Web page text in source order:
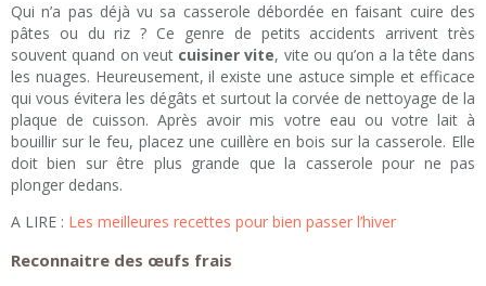
Qui n’a pas déjà vu sa casserole débordée en faisant cuire des
pâtes ou du riz ? Ce genre de petits accidents arrivent très
souvent quand on veut cuisiner vite, vite ou qu’on a la tête dans
les nuages. Heureusement, il existe une astuce simple et efficace
qui vous évitera les dégâts et surtout la corvée de nettoyage de la
plaque de cuisson. Après avoir mis votre eau ou votre lait à
bouillir sur le feu, placez une cuillère en bois sur la casserole. Elle
doit bien sur être plus grande que la casserole pour ne pas
plonger dedans.
A LIRE : Les meilleures recettes pour bien passer l’hiver
Reconnaitre des œufs frais